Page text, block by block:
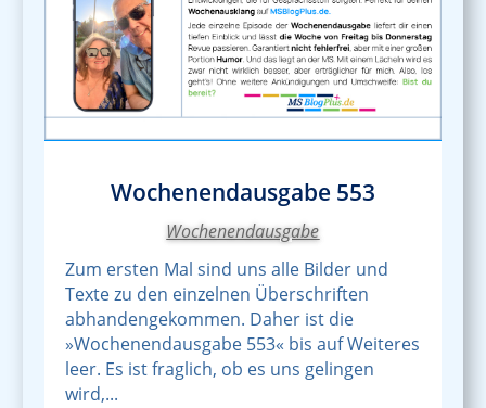
Wochenendausgabe 553
Wochenendausgabe
Zum ersten Mal sind uns alle Bilder und
Texte zu den einzelnen Überschriften
abhandengekommen. Daher ist die
»Wochenendausgabe 553« bis auf Weiteres
leer. Es ist fraglich, ob es uns gelingen
wird,...